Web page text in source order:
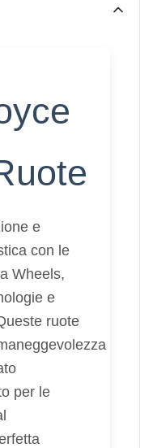
e
con le
Wheels,
e
ruote
per le